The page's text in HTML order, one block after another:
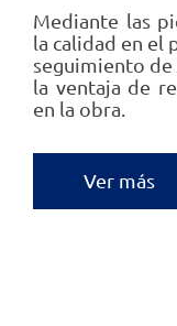
Mediante las
la calidad en el
seguimiento de
la ventaja de
en la obra.
Ver más